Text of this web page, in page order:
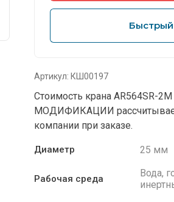
Быстрый
Артикул: КШ00197
Стоимость крана AR564SR-
МОДИФИКАЦИИ
компании при заказе.
Диаметр 25 мм
Рабочая среда
Вода,